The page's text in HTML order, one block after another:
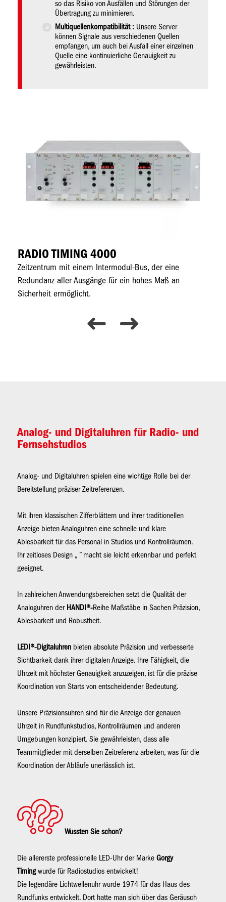
so das Risiko von Ausfällen und Störungen der
Übertragung zu minimieren.
Multiquellenkompatibilität : Unsere Server
können Signale aus verschiedenen Quellen
empfangen, um auch bei Ausfall einer einzelnen
Quelle eine kontinuierliche Genauigkeit zu
gewährleisten.
RADIO TIMING 4000
Zeitzentrum mit einem Intermodul-Bus, der eine
Redundanz aller Ausgänge für ein hohes Maß an
Sicherheit ermöglicht.
Analog- und Digitaluhren für Radio- und
Fernsehstudios
Analog- und Digitaluhren spielen eine wichtige Rolle bei der
Bereitstellung präziser Zeitreferenzen.
Mit ihren klassischen Zifferblättern und ihrer traditionellen
Anzeige bieten Analoguhren eine schnelle und klare
Ablesbarkeit für das Personal in Studios und Kontrollräumen.
Ihr zeitloses Design „ ” macht sie leicht erkennbar und perfekt
geeignet.
In zahlreichen Anwendungsbereichen setzt die Qualität der
Analoguhren der HANDI®-Reihe Maßstäbe in Sachen Präzision,
Ablesbarkeit und Robustheit.
LEDI®-Digitaluhren bieten absolute Präzision und verbesserte
Sichtbarkeit dank ihrer digitalen Anzeige. Ihre Fähigkeit, die
Uhrzeit mit höchster Genauigkeit anzuzeigen, ist für die präzise
Koordination von Starts von entscheidender Bedeutung.
Unsere Präzisionsuhren sind für die Anzeige der genauen
Uhrzeit in Rundfunkstudios, Kontrollräumen und anderen
Umgebungen konzipiert. Sie gewährleisten, dass alle
Teammitglieder mit derselben Zeitreferenz arbeiten, was für die
Koordination der Abläufe unerlässlich ist.
Wussten Sie schon?
Die allererste professionelle LED-Uhr der Marke Gorgy
Timing wurde für Radiostudios entwickelt!
Die legendäre Lichtwellenuhr wurde 1974 für das Haus des
Rundfunks entwickelt. Dort hatte man sich über das Geräusch